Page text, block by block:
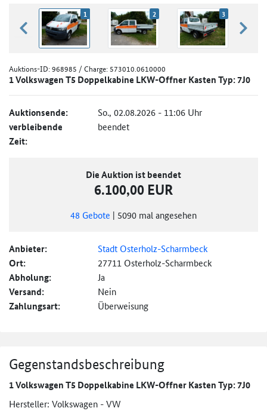
zurück blättern
1 2 3
Auktions-ID:968985 / Charge: 573010.0610000
1 Volkswagen T5 Doppelkabine LKW-Offner Kasten Typ: 7J0
Auktionsende: So., 02.08.2026 - 11:06 Uhr
verbleibende
Zeit:
beendet
Die Auktion ist beendet
6.100,00 EUR
48 Gebote | 5090 mal angesehen
Anbieter: Stadt Osterholz-Scharmbeck
Ort: 27711 Osterholz-Scharmbeck
Abholung: Ja
Versand: Nein
Zahlungsart: Überweisung
Gegenstandsbeschreibung
1 Volkswagen T5 Doppelkabine LKW-Offner Kasten Typ: 7J0
Hersteller: Volkswagen - VW